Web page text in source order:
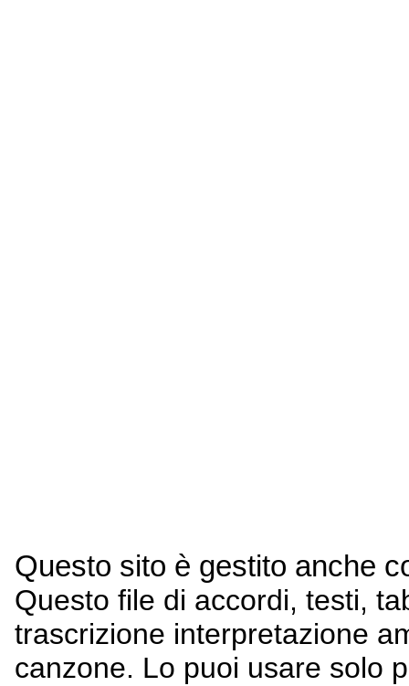
Questo sito è gestito anche
Questo file di accordi, testi,
trascrizione interpretazione
canzone. Lo puoi usare solo